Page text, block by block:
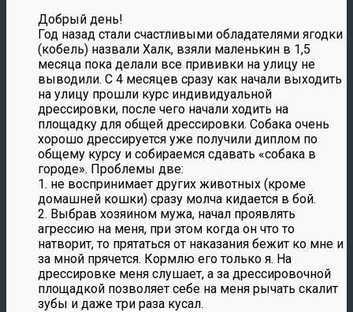
Добрый день!
Год назад стали счастливыми обладателями ягодки
(кобель) назвали Халк, взяли маленькин в 1,5
месяца пока делали все прививки на улицу не
выводили. С 4 месяцев сразу как начали выходить
на улицу прошли курс индивидуальной
дрессировки, после чего начали ходить на
площадку для общей дрессировки. Собака очень
хорошо дрессируется уже получили диплом по
общему курсу и собираемся сдавать «собака в
городе». Проблемы две:
1. не воспринимает других животных (кроме
домашней кошки) сразу молча кидается в бой.
2. Выбрав хозяином мужа, начал проявлять
агрессию на меня, при этом когда он что то
натворит, то прятаться от наказания бежит ко мне и
за мной прячется. Кормлю его только я. На
дрессировке меня слушает, а за дрессировочной
площадкой позволяет себе на меня рычать скалит
зубы и даже три раза кусал.